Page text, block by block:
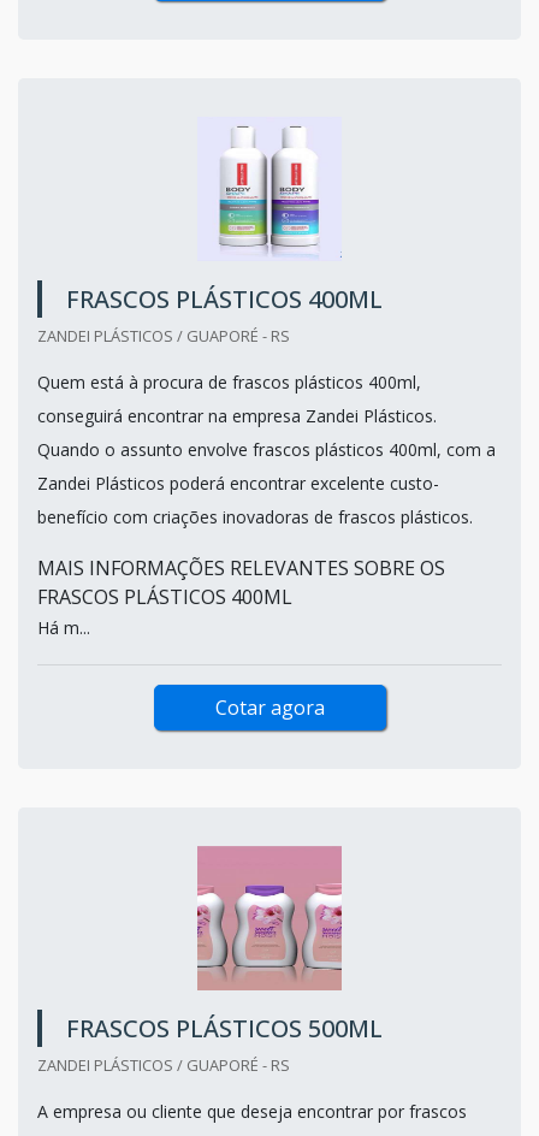
FRASCOS PLÁSTICOS 400ML
ZANDEI PLÁSTICOS / GUAPORÉ - RS
Quem está à procura de frascos plásticos 400ml,
conseguirá encontrar na empresa Zandei Plásticos.
Quando o assunto envolve frascos plásticos 400ml, com a
Zandei Plásticos poderá encontrar excelente custo-
benefício com criações inovadoras de frascos plásticos.
MAIS INFORMAÇÕES RELEVANTES SOBRE OS
FRASCOS PLÁSTICOS 400ML
Há m...
Cotar agora
FRASCOS PLÁSTICOS 500ML
ZANDEI PLÁSTICOS / GUAPORÉ - RS
A empresa ou cliente que deseja encontrar por frascos